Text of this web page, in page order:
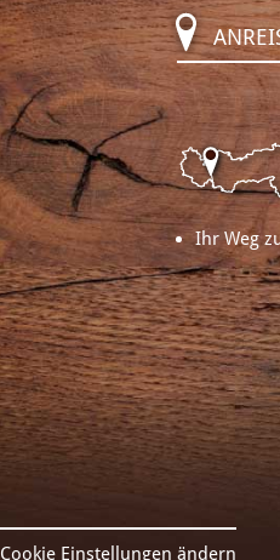
Ihr Weg
Cookie Einstellungen ändern